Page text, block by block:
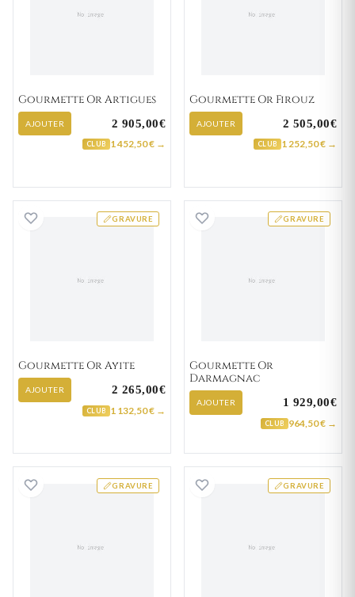
Gourmette Or Artigues
AJOUTER 2 905,00€
CLUB 1 452,50 € →
Gourmette Or Firouz
AJOUTER 2 505,00€
CLUB 1 252,50 € →
GRAVURE
Gourmette Or Ayite
Gourmette Or Ayite
AJOUTER 2 265,00€
CLUB 1 132,50 € →
GRAVURE
Gourmette Or
Gourmette Or
Darmagnac
AJOUTER 1 929,00€
CLUB 964,50 € →
GRAVURE
Gourmette Or Armet GRAVURE
Gourmette Or